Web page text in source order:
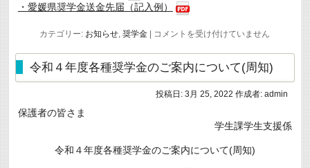
・愛媛県奨学金送金先届（記入例）
カテゴリー: お知らせ ,奨学金
令
４
年
度
愛
媛
（緊
コメントを受け付けていません
令和４年度各種奨学金のご案内について(周知)
投稿日: 3月 25, 2022 作成者: admin
保護者の皆さま
学生課学生支援係
令和４年度各種奨学金のご案内について(周知)